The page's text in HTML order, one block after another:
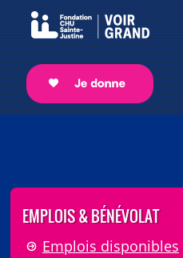
EMPLOIS & BÉNÉVOLAT
Emplois disponibles